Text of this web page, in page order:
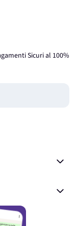
Sicuri al 100%